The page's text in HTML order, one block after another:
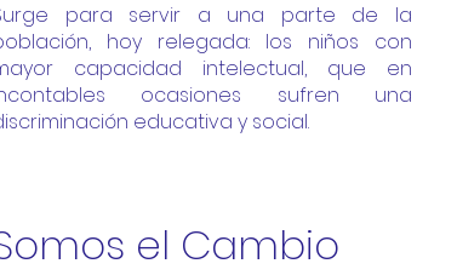
para servir a una parte de la
hoy relegada: los niños con
capacidad intelectual, que en
ocasiones sufren una
educativa y social.
el Cambio